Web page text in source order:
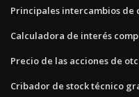
Principales intercambios de
Calculadora de interés
Precio de las acciones de
Cribador de stock técnico